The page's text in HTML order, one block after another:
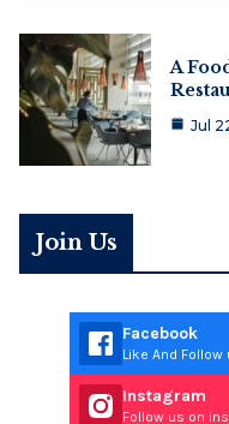
A
Jul
Join Us
Facebook
Like And
Instagram
Follow us on